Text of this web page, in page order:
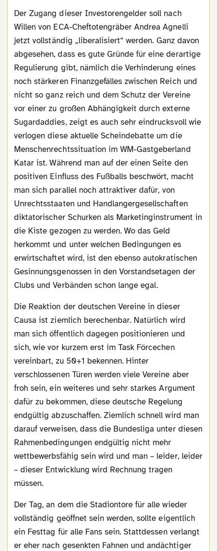
Der Zugang dieser Investorengelder soll nach
Willen von ECA-Cheftotengräber Andrea Agnelli
jetzt vollständig „liberalisiert“ werden. Ganz davon
abgesehen, dass es gute Gründe für eine derartige
Regulierung gibt, nämlich die Verhinderung eines
noch stärkeren Finanzgefälles zwischen Reich und
nicht so ganz reich und dem Schutz der Vereine
vor einer zu großen Abhängigkeit durch externe
Sugardaddies, zeigt es auch sehr eindrucksvoll wie
verlogen diese aktuelle Scheindebatte um die
Menschenrechtssituation im WM-Gastgeberland
Katar ist. Während man auf der einen Seite den
positiven Einfluss des Fußballs beschwört, macht
man sich parallel noch attraktiver dafür, von
Unrechtsstaaten und Handlangergesellschaften
diktatorischer Schurken als Marketinginstrument in
die Kiste gezogen zu werden. Wo das Geld
herkommt und unter welchen Bedingungen es
erwirtschaftet wird, ist den ebenso autokratischen
Gesinnungsgenossen in den Vorstandsetagen der
Clubs und Verbänden schon lange egal.
Die Reaktion der deutschen Vereine in dieser
Causa ist ziemlich berechenbar. Natürlich wird
man sich öffentlich dagegen positionieren und
sich, wie vor kurzem erst im Task Förcechen
vereinbart, zu 50+1 bekennen. Hinter
verschlossenen Türen werden viele Vereine aber
froh sein, ein weiteres und sehr starkes Argument
dafür zu bekommen, diese deutsche Regelung
endgültig abzuschaffen. Ziemlich schnell wird man
darauf verweisen, dass die Bundesliga unter diesen
Rahmenbedingungen endgültig nicht mehr
wettbewerbsfähig sein wird und man – leider, leider
– dieser Entwicklung wird Rechnung tragen
müssen.
Der Tag, an dem die Stadiontore für alle wieder
vollständig geöffnet sein werden, sollte eigentlich
ein Festtag für alle Fans sein. Stattdessen verlangt
er eher nach gesenkten Fahnen und andächtiger